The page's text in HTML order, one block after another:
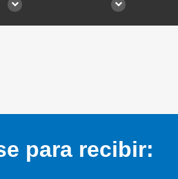
para recibir: